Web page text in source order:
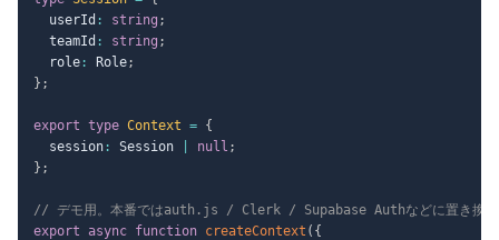
  userId
: string ;
  teamId
: string ;
  role
: Role;
} ;
export type Context = {
  session
: Session null ;
} ;
// デモ用。本番ではauth.js / Clerk / Supabase Authなどに置き換
export
async function createContext ( {